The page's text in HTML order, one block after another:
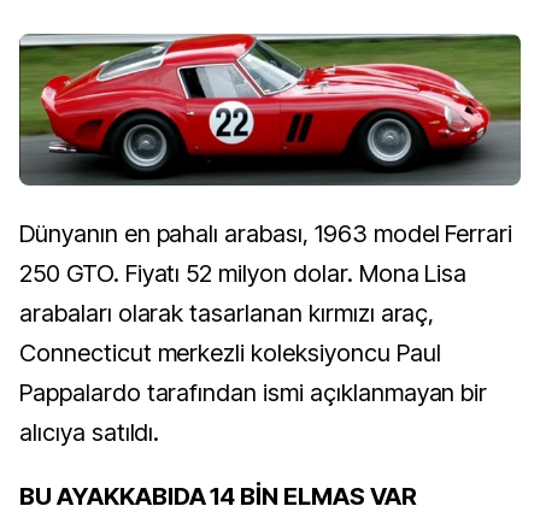
Dünyanın en pahalı arabası, 1963 model Ferrari
250 GTO. Fiyatı 52 milyon dolar. Mona Lisa
arabaları olarak tasarlanan kırmızı araç,
Connecticut merkezli koleksiyoncu Paul
Pappalardo tarafından ismi açıklanmayan bir
alıcıya satıldı.
BU AYAKKABIDA 14 BİN ELMAS VAR